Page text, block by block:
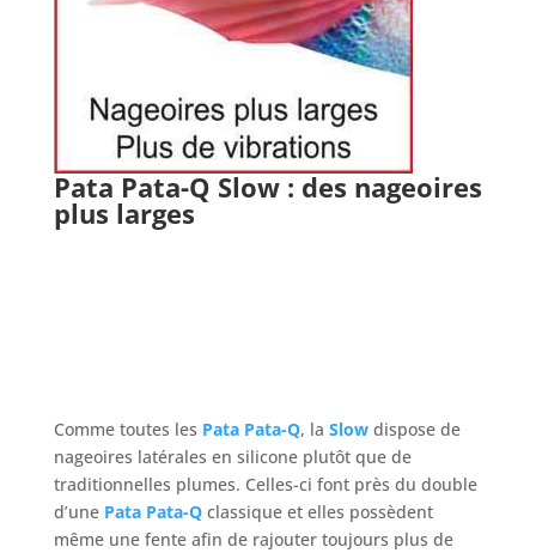
Pata Pata-Q Slow: des nageoires
plus larges
Comme toutes les Pata Pata-Q, la Slowdispose de
nageoires latérales en silicone plutôt que de
traditionnelles plumes. Celles-ci font près du double
d’une Pata Pata-Qclassique et elles possèdent
même une fente afin de rajouter toujours plus de